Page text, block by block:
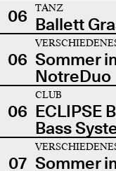
06
TANZ
Ballett
06 Sommer
NotreDuo
06
CLUB
ECLIPSE
Bass
07 Sommer